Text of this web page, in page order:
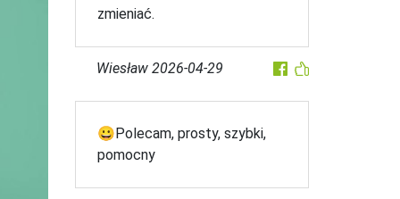
zmieniać.
Wiesław2026-04-29
😀Polecam, prosty, szybki,
pomocny